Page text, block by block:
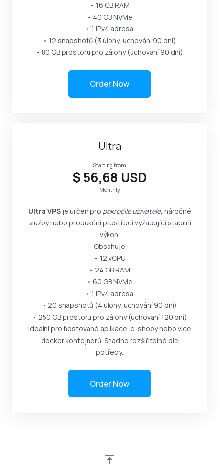
• 16 GB RAM
• 40 GB NVMe
• 1 IPv4 adresa
• 12 snapshotů (3 úlohy, uchování 90 dní)
• 80 GB prostoru pro zálohy (uchování 90 dní)
Order Now
Ultra
Starting from
$ 56,68 USD
Monthly
Ultra VPSje určen pro pokročilé uživatele, náročné
služby nebo produkční prostředí vyžadující stabilní
výkon.
Obsahuje
• 12 vCPU
• 24 GB RAM
• 60 GB NVMe
• 1 IPv4 adresa
• 20 snapshotů (4 úlohy, uchování 90 dní)
• 250 GB prostoru pro zálohy (uchování 120 dní)
Ideální pro hostované aplikace, e-shopy nebo více
docker kontejnerů. Snadno rozšiřitelné dle
potřeby.
Order Now